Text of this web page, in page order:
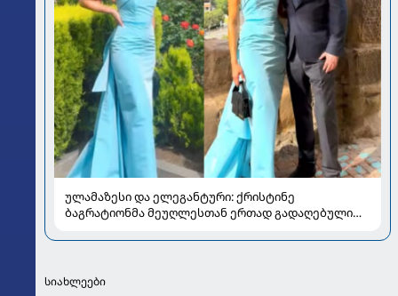
ულამაზესი და ელეგანტური: ქრისტინე
ბაგრატიონმა მეუღლესთან ერთად გადაღებული
სიახლეები